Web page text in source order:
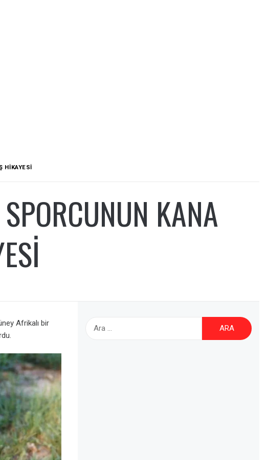
HIKAYESI
KANA
Afrikalı bir